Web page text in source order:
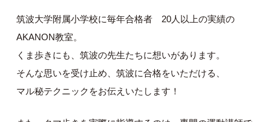
筑波大学附属小学校に毎年合格者 20人以上の実績の
AKANON教室。
くま歩きにも、筑波の先生たちに想いがあります。
そんな思いを受け止め、筑波に合格をいただける、
マル秘テクニックをお伝えいたします！